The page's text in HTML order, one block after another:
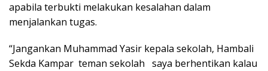
apabila terbukti melakukan kesalahan dalam
menjalankan tugas.
“Jangankan Muhammad Yasir kepala sekolah, Hambali
Sekda Kampar teman sekolah saya berhentikan kalau